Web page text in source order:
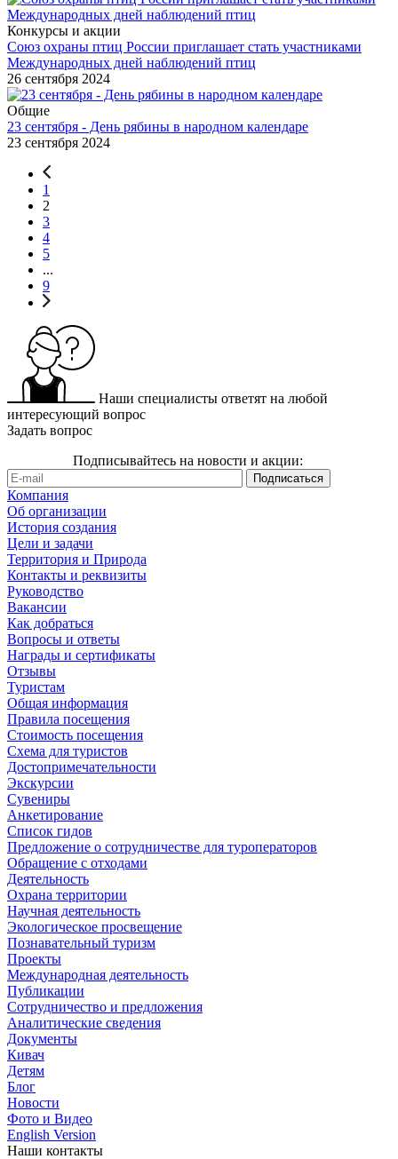
Конкурсы и акции
Союз охраны птиц России приглашает стать участниками
Международных дней наблюдений птиц
26 сентября 2024
Общие
23 сентября - День рябины в народном календаре
23 сентября 2024
1
2
3
4
5
...
9
Наши специалисты ответят на любой
интересующий вопрос
Задать вопрос
Подписывайтесь на новости и акции:
Компания
Об организации
История создания
Цели и задачи
Территория и Природа
Контакты и реквизиты
Руководство
Вакансии
Как добраться
Вопросы и ответы
Награды и сертификаты
Отзывы
Туристам
Общая информация
Правила посещения
Стоимость посещения
Схема для туристов
Достопримечательности
Экскурсии
Сувениры
Анкетирование
Список гидов
Предложение о сотрудничестве для туроператоров
Обращение с отходами
Деятельность
Охрана территории
Научная деятельность
Экологическое просвещение
Познавательный туризм
Проекты
Международная деятельность
Публикации
Сотрудничество и предложения
Аналитические сведения
Документы
Кивач
Детям
Блог
Новости
Фото и Видео
English Version
Наши контакты